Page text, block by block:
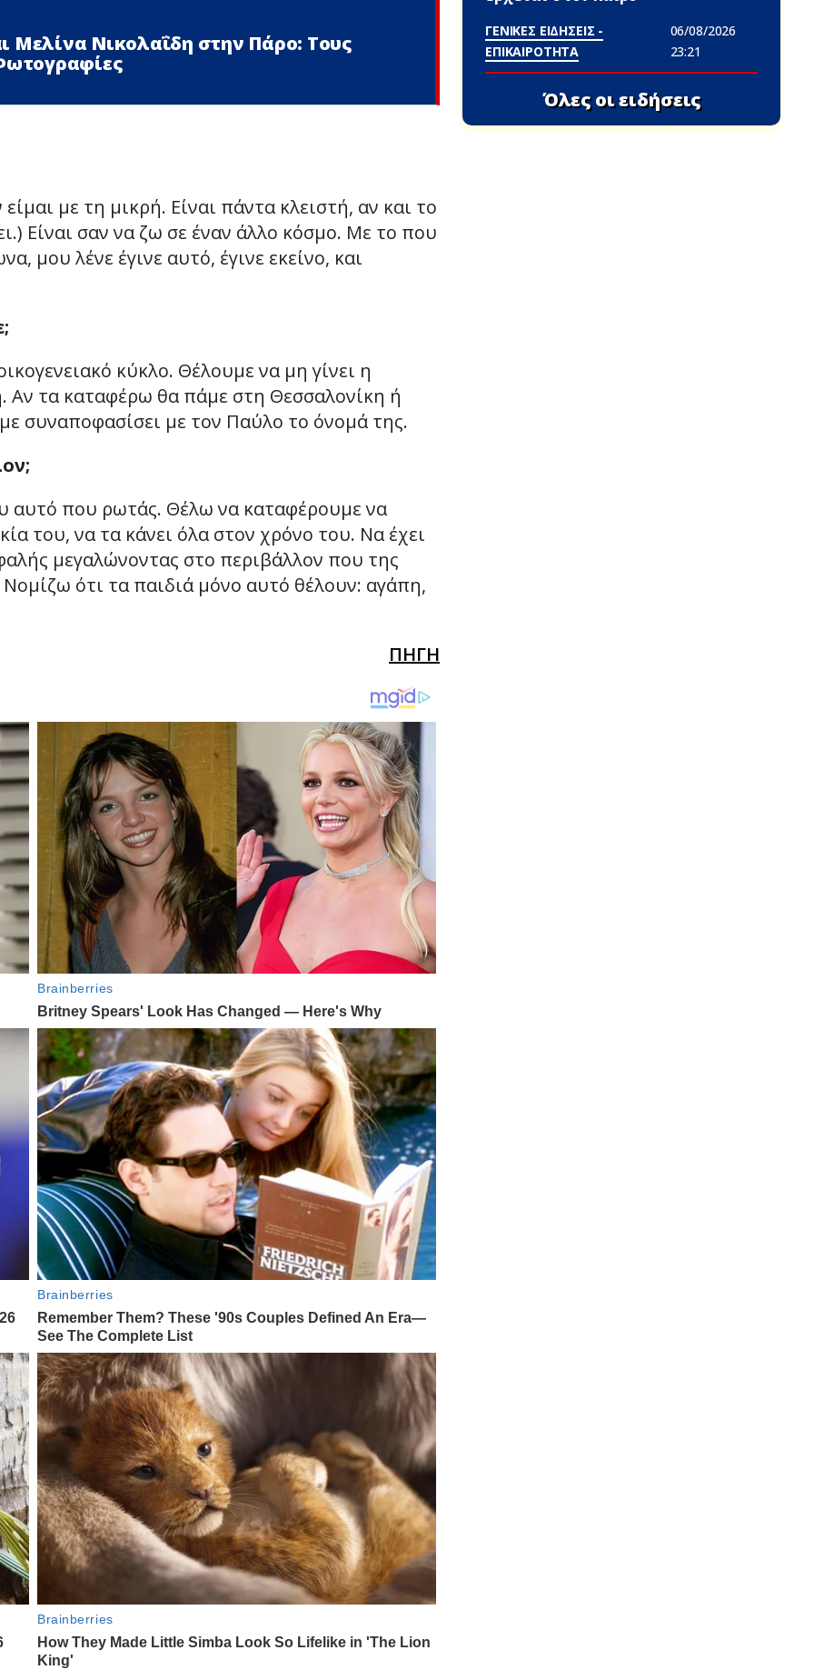
Μελίνα Νικολαΐδη στην Πάρο: Τους
με τη μικρή. Είναι πάντα κλειστή, αν και το
Είναι σαν να ζω σε έναν άλλο κόσμο. Με το που
μου λένε έγινε αυτό, έγινε εκείνο, και
κύκλο. Θέλουμε να μη γίνει η
τα καταφέρω θα πάμε στη Θεσσαλονίκη ή
συναποφασίσει με τον Παύλο το όνομά της.
αυτό που ρωτάς. Θέλω να καταφέρουμε να
του, να τα κάνει όλα στον χρόνο του. Να έχει
μεγαλώνοντας στο περιβάλλον που της
ότι τα παιδιά μόνο αυτό θέλουν: αγάπη,
ΠΗΓΗ
ΓΕΝΙΚΕΣ ΕΙΔΗΣΕΙΣ -
ΕΠΙΚΑΙΡΟΤΗΤΑ
06/08/2026
23:21
Όλες οι ειδήσεις